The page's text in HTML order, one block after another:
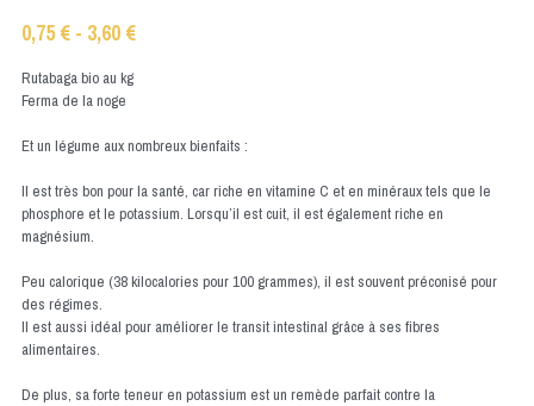
0,75 € - 3,60 €
Rutabaga bio au kg
Ferma de la noge
Et un légume aux nombreux bienfaits :
Il est très bon pour la santé, car riche en vitamine C et en minéraux tels que le
phosphore et le potassium. Lorsqu’il est cuit, il est également riche en
magnésium.
Peu calorique (38 kilocalories pour 100 grammes), il est souvent préconisé pour
des régimes.
Il est aussi idéal pour améliorer le transit intestinal grâce à ses fibres
alimentaires.
De plus, sa forte teneur en potassium est un remède parfait contre la